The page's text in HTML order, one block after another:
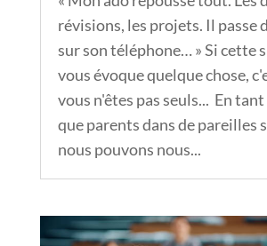
révisions, les projets. Il passe
sur son téléphone… » Si cette
vous évoque quelque chose,
vous n'êtes pas seuls... En tant
que parents dans de pareilles
nous pouvons nous...